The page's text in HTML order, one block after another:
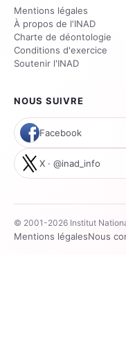
Mentions légales
À propos de l'INAD
Charte de déontologie
Conditions d'exercice
Soutenir l'INAD
NOUS SUIVRE
Facebook
X · @inad_info
© 2001-2026 Institut
Mentions légalesNous